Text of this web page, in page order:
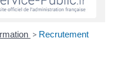
> Recrutement